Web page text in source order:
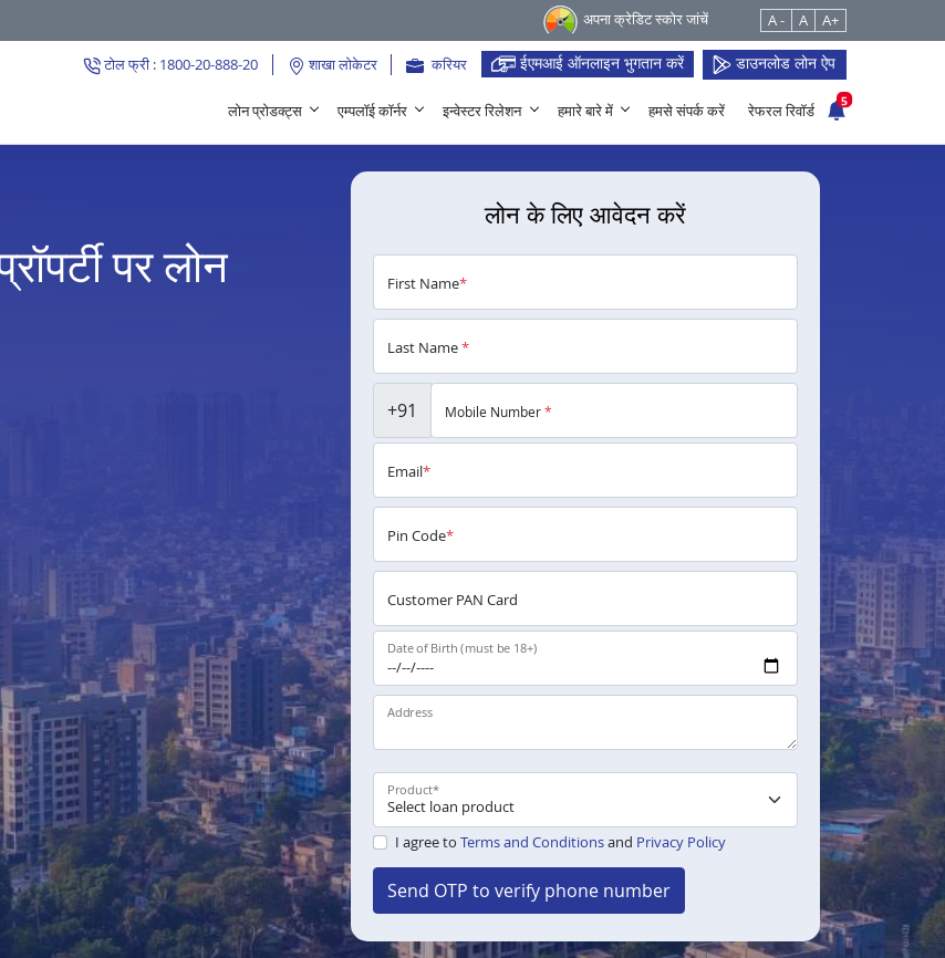
अपना क्रेडिट स्कोर जांचें A - A A+
टोल फ्री : 1800-20-888-20 शाखा लोकेटर करियर ईएमआई ऑनलाइन भुगतान करें डाउनलोड लोन ऐप
लोन प्रोडक्ट्स एम्पलॉई कॉर्नर इन्वेस्टर रिलेशन हमारे बारे में हमसे संपर्क करें रेफरल रिवॉर्ड
5
पर लोन
लोन के लिए आवेदन करें
First Name*
Last Name*
+91 Mobile Number*
Email*
Pin Code*
Customer PAN Card
Date of Birth (must be 18+)
Address
Product*
I agree to Terms and Conditionsand Privacy Policy
Send OTP to verify phone number